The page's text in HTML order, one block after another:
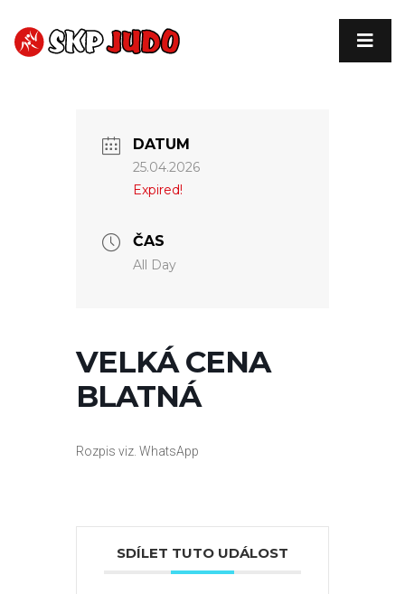
DATUM
25.04.2026
Expired!
ČAS
All Day
VELKÁ CENA
BLATNÁ
Rozpis viz. WhatsApp
SDÍLET TUTO UDÁLOST